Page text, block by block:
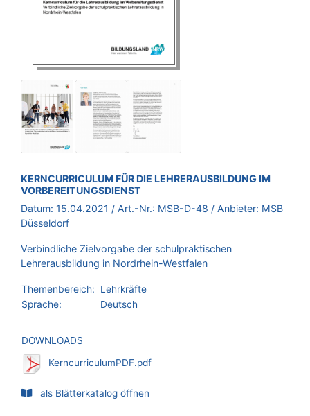
BROSCHÜRE:
KERNCURRICULUM FÜR DIE LEHRERAUSBILDUNG IM
VORBEREITUNGSDIENST
Datum: 15.04.2021 / Art.-Nr.: MSB-D-48 / Anbieter: MSB
Düsseldorf
Verbindliche Zielvorgabe der schulpraktischen
Lehrerausbildung in Nordrhein-Westfalen
Themenbereich:
Lehrkräfte
Sprache:
Deutsch
DOWNLOADS
KerncurriculumPDF.pdf
als Blätterkatalog öffnen